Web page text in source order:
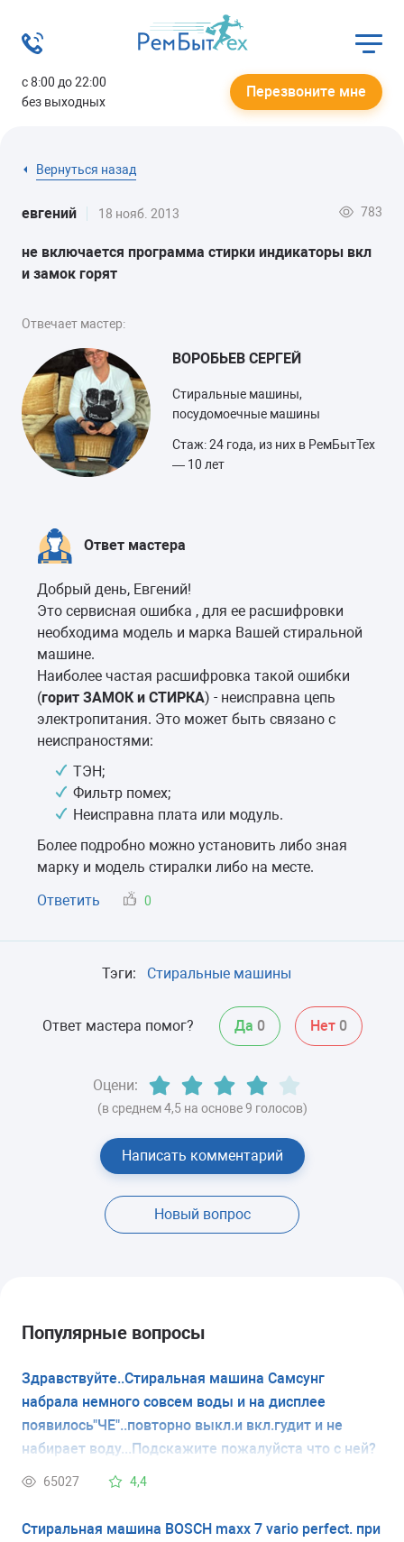
с 8:00 до 22:00
без выходных
Перезвоните мне
Вернуться назад
евгений 18 нояб. 2013 783
не включается программа стирки индикаторы вкл
и замок горят
Отвечает мастер:
ВОРОБЬЕВ СЕРГЕЙ
Стиральные машины,
посудомоечные машины
Стаж: 24 года, из них в РемБытТех
— 10 лет
Ответ мастера
Добрый день, Евгений!
Это сервисная ошибка , для ее расшифровки
необходима модель и марка Вашей стиральной
машине.
Наиболее частая расшифровка такой ошибки
(горит ЗАМОК и СТИРКА) - неисправна цепь
электропитания. Это может быть связано с
неиспраностями:
ТЭН;
Фильтр помех;
Неисправна плата или модуль.
Более подробно можно установить либо зная
марку и модель стиралки либо на месте.
Ответить
0
Тэги: Стиральные машины
Ответ мастера помог? Да 0 Нет 0
Оцени:
(в среднем 4,5 на основе 9 голосов)
Написать комментарий
Новый вопрос
Популярные вопросы
Здравствуйте..Стиральная машина Самсунг
набрала немного совсем воды и на дисплее
появилось"ЧЕ"..повторно выкл.и вкл.гудит и не
набирает воду...Подскажите пожалуйста что с ней?
65027 4,4
Стиральная машина BOSCH maxx 7 vario perfect. при